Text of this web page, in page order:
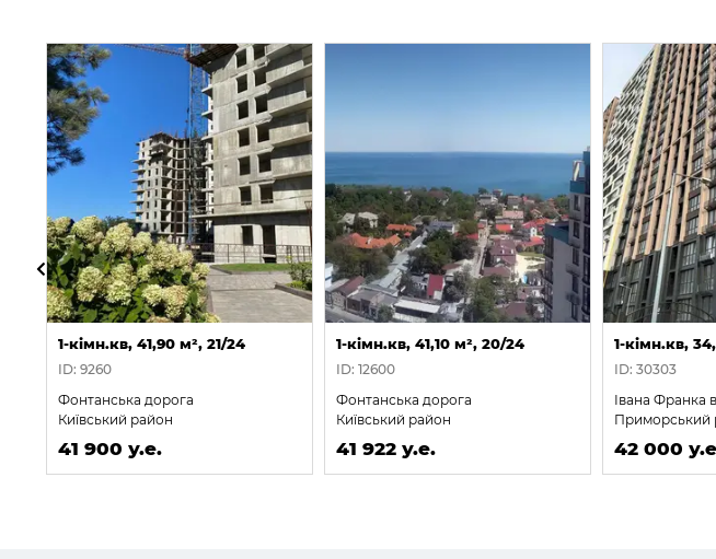
1-кімн.кв, 41,90 м², 21/24
ID: 9260
Фонтанська дорога
Київський район
41 900 у.е.
1-кімн.кв, 41,10 м², 20/24
ID: 12600
Фонтанська дорога
Київський район
41 922 у.е.
1-кімн.кв,
ID: 30303
Івана Франка
Приморський
42 000